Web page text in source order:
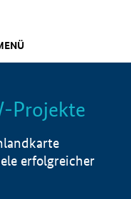
Info
Projekte
erfolgreicher